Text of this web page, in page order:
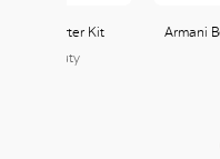
Laser Starter Kit
Beauty
Armani